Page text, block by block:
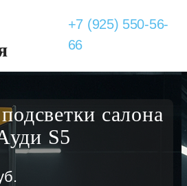
+7 (925) 550-56-
66
салона
S5